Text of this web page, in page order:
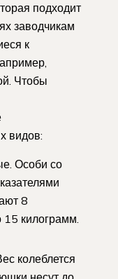
подходит
заводчикам
к
Чтобы
видов:
Особи со
8
15 килограмм.
колеблется